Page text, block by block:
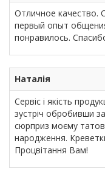
Отличное качество.
первый опыт
понравилось.
Наталія
Сервіс і якість
зустріч обробивши
сюрприз моєму
народження.
Процвітання Вам!